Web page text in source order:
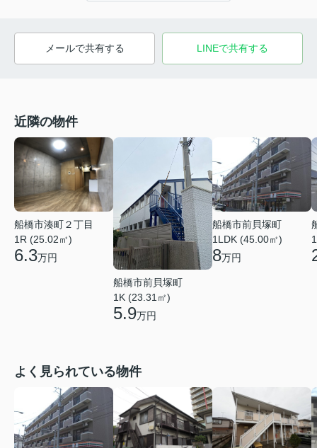
メールで共有する LINEで共有する
近隣の物件
船橋市湊町２丁目
1R (25.02㎡)
6.3万円
船橋市前貝塚町
1K (23.31㎡)
5.9万円
船橋市前貝塚町
1LDK (45.00㎡)
8万円
よく見られている物件